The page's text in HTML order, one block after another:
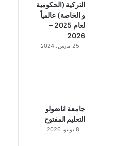
التركية (الحكومية
و الخاصة) عالمياً
لعام 2025 –
2026
25 مارس، 2024
جامعة اناضولو
التعليم المفتوح
8 يونيو، 2026